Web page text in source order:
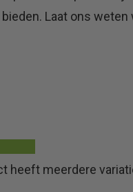
Laat ons
heeft meerdere